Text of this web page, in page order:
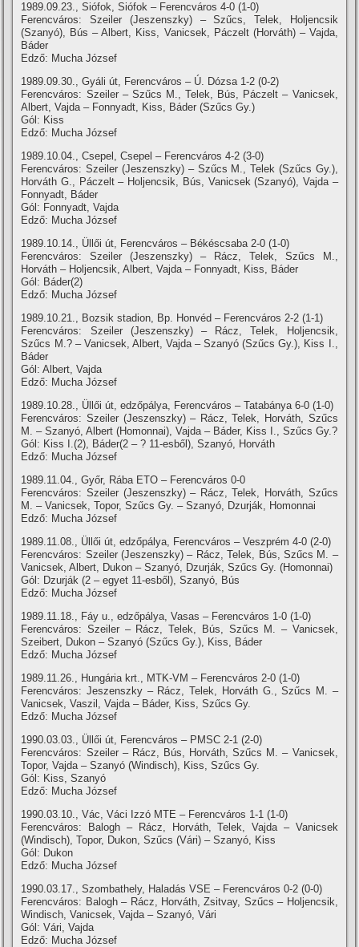
1989.09.23., Siófok, Siófok – Ferencváros 4-0 (1-0)
Ferencváros: Szeiler (Jeszenszky) – Szűcs, Telek, Holjencsik
(Szanyó), Bús – Albert, Kiss, Vanicsek, Páczelt (Horváth) – Vajda,
Báder
Edző: Mucha József
1989.09.30., Gyáli út, Ferencváros – Ú. Dózsa 1-2 (0-2)
Ferencváros: Szeiler – Szűcs M., Telek, Bús, Páczelt – Vanicsek,
Albert, Vajda – Fonnyadt, Kiss, Báder (Szűcs Gy.)
Gól: Kiss
Edző: Mucha József
1989.10.04., Csepel, Csepel – Ferencváros 4-2 (3-0)
Ferencváros: Szeiler (Jeszenszky) – Szűcs M., Telek (Szűcs Gy.),
Horváth G., Páczelt – Holjencsik, Bús, Vanicsek (Szanyó), Vajda –
Fonnyadt, Báder
Gól: Fonnyadt, Vajda
Edző: Mucha József
1989.10.14., Üllői út, Ferencváros – Békéscsaba 2-0 (1-0)
Ferencváros: Szeiler (Jeszenszky) – Rácz, Telek, Szűcs M.,
Horváth – Holjencsik, Albert, Vajda – Fonnyadt, Kiss, Báder
Gól: Báder(2)
Edző: Mucha József
1989.10.21., Bozsik stadion, Bp. Honvéd – Ferencváros 2-2 (1-1)
Ferencváros: Szeiler (Jeszenszky) – Rácz, Telek, Holjencsik,
Szűcs M.? – Vanicsek, Albert, Vajda – Szanyó (Szűcs Gy.), Kiss I.,
Báder
Gól: Albert, Vajda
Edző: Mucha József
1989.10.28., Üllői út, edzőpálya, Ferencváros – Tatabánya 6-0 (1-0)
Ferencváros: Szeiler (Jeszenszky) – Rácz, Telek, Horváth, Szűcs
M. – Szanyó, Albert (Homonnai), Vajda – Báder, Kiss I., Szűcs Gy.?
Gól: Kiss I.(2), Báder(2 – ? 11-esből), Szanyó, Horváth
Edző: Mucha József
1989.11.04., Győr, Rába ETO – Ferencváros 0-0
Ferencváros: Szeiler (Jeszenszky) – Rácz, Telek, Horváth, Szűcs
M. – Vanicsek, Topor, Szűcs Gy. – Szanyó, Dzurják, Homonnai
Edző: Mucha József
1989.11.08., Üllői út, edzőpálya, Ferencváros – Veszprém 4-0 (2-0)
Ferencváros: Szeiler (Jeszenszky) – Rácz, Telek, Bús, Szűcs M. –
Vanicsek, Albert, Dukon – Szanyó, Dzurják, Szűcs Gy. (Homonnai)
Gól: Dzurják (2 – egyet 11-esből), Szanyó, Bús
Edző: Mucha József
1989.11.18., Fáy u., edzőpálya, Vasas – Ferencváros 1-0 (1-0)
Ferencváros: Szeiler – Rácz, Telek, Bús, Szűcs M. – Vanicsek,
Szeibert, Dukon – Szanyó (Szűcs Gy.), Kiss, Báder
Edző: Mucha József
1989.11.26., Hungária krt., MTK-VM – Ferencváros 2-0 (1-0)
Ferencváros: Jeszenszky – Rácz, Telek, Horváth G., Szűcs M. –
Vanicsek, Vaszil, Vajda – Báder, Kiss, Szűcs Gy.
Edző: Mucha József
1990.03.03., Üllői út, Ferencváros – PMSC 2-1 (2-0)
Ferencváros: Szeiler – Rácz, Bús, Horváth, Szűcs M. – Vanicsek,
Topor, Vajda – Szanyó (Windisch), Kiss, Szűcs Gy.
Gól: Kiss, Szanyó
Edző: Mucha József
1990.03.10., Vác, Váci Izzó MTE – Ferencváros 1-1 (1-0)
Ferencváros: Balogh – Rácz, Horváth, Telek, Vajda – Vanicsek
(Windisch), Topor, Dukon, Szűcs (Vári) – Szanyó, Kiss
Gól: Dukon
Edző: Mucha József
1990.03.17., Szombathely, Haladás VSE – Ferencváros 0-2 (0-0)
Ferencváros: Balogh – Rácz, Horváth, Zsitvay, Szűcs – Holjencsik,
Windisch, Vanicsek, Vajda – Szanyó, Vári
Gól: Vári, Vajda
Edző: Mucha József